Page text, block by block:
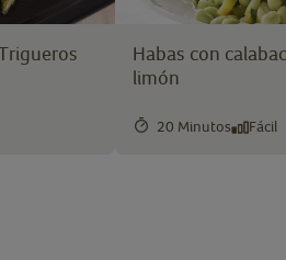
Habas con
limón
20 Minutos Fácil